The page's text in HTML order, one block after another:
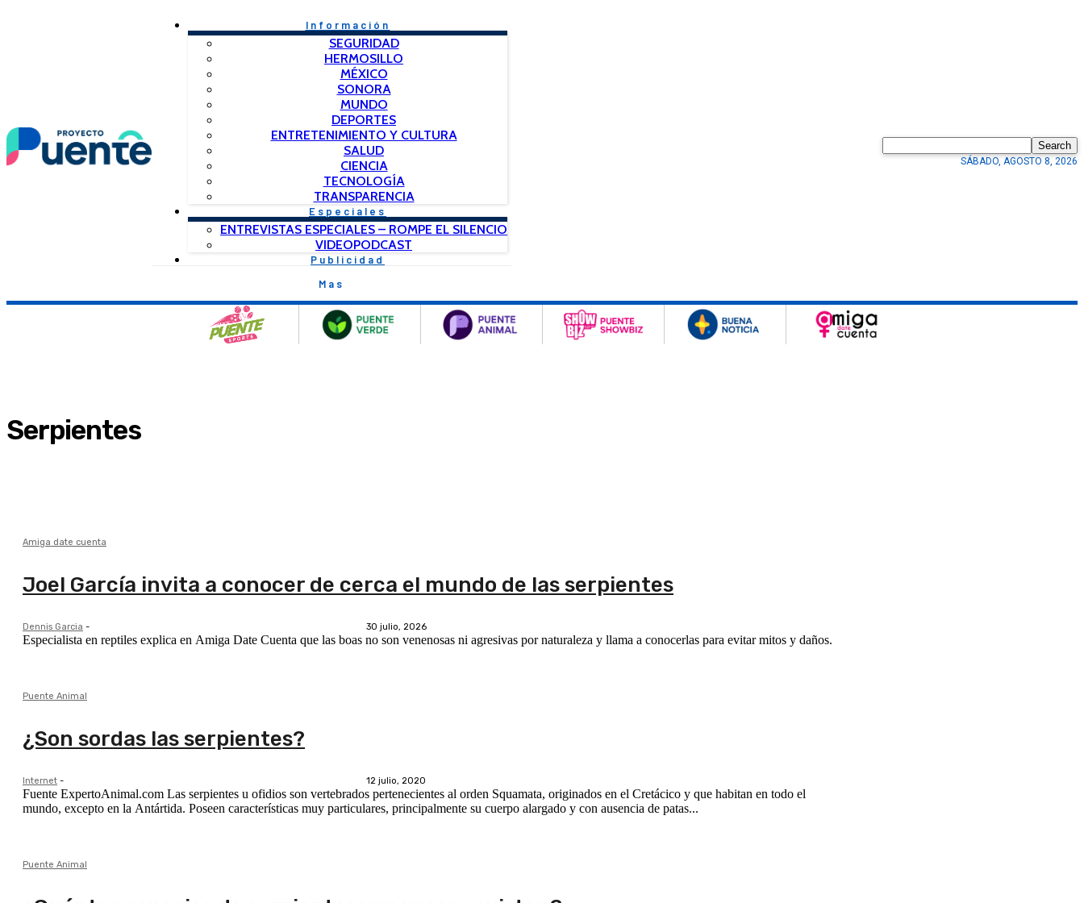
Información
SEGURIDAD
HERMOSILLO
MÉXICO
SONORA
MUNDO
DEPORTES
ENTRETENIMIENTO Y CULTURA
SALUD
CIENCIA
TECNOLOGÍA
TRANSPARENCIA
Especiales
ENTREVISTAS ESPECIALES – ROMPE EL SILENCIO
VIDEOPODCAST
Publicidad
Mas
Search
SÁBADO, AGOSTO 8, 2026
Serpientes
Amiga date cuenta
Joel García invita a conocer de cerca el mundo de las serpientes
Dennis Garcia - 30 julio, 2026
Especialista en reptiles explica en Amiga Date Cuenta que las boas no son venenosas ni agresivas por naturaleza y llama a conocerlas para evitar mitos y daños.
Puente Animal
¿Son sordas las serpientes?
Internet - 12 julio, 2020
Fuente ExpertoAnimal.com Las serpientes u ofidios son vertebrados pertenecientes al orden Squamata, originados en el Cretácico y que habitan en todo el
mundo, excepto en la Antártida. Poseen características muy particulares, principalmente su cuerpo alargado y con ausencia de patas...
Puente Animal